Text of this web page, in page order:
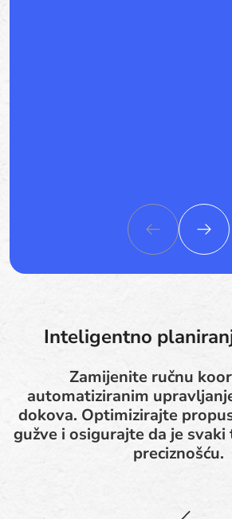
Inteligentno
Zamijenite ručnu
automatiziranim
dokova. Optimizirajte
gužve i osigurajte da je
preciznošću.